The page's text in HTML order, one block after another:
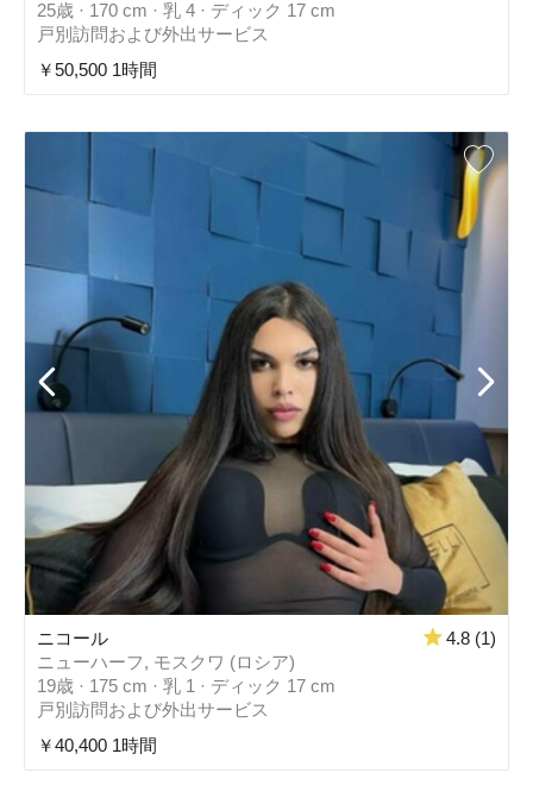
25歳 · 170 cm · 乳 4 · ディック 17 cm
戸別訪問および外出サービス
￥50,500 1時間
ニコール
4.8 (1)
ニューハーフ, モスクワ (ロシア)
19歳 · 175 cm · 乳 1 · ディック 17 cm
戸別訪問および外出サービス
￥40,400 1時間